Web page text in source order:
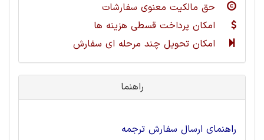
حق مالکیت معنوی سفارشات
امکان پرداخت قسطی هزینه ها
امکان تحویل چند مرحله ای سفارش
راهنما
راهنمای ارسال سفارش ترجمه